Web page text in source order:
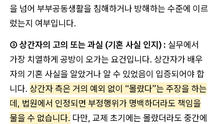
을 넘어 부부공동생활을 침해하거나 방해하는 수준에 이르
렀는지 여부입니다.
③ 상간자의 고의 또는 과실 (기혼 사실 인지) : 실무에서
가장 치열하게 공방이 오가는 요건입니다. 상간자가 배우
자의 기혼 사실을 알았거나 알 수 있었음이 입증되어야 합
니다. 상간자 측은 거의 예외 없이 “몰랐다”는 주장을 하는
데, 법원에서 인정되면 부정행위가 명백하더라도 책임을
물을 수 없습니다. 다만, 교제 초기에는 몰랐더라도 중간에